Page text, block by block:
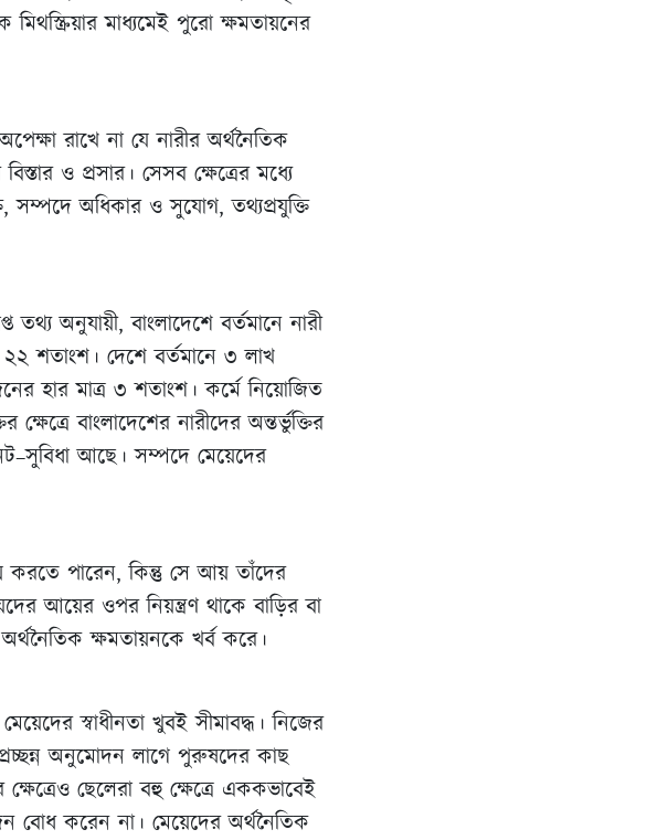
মাধ্যমেই পুরো ক্ষমতায়নের
রাখে না যে নারীর অর্থনৈতিক
ও প্রসার। সেসব ক্ষেত্রের মধ্যে
সম্পদে অধিকার ও সুযোগ, তথ্যপ্রযুক্তি
তথ্য অনুযায়ী, বাংলাদেশে বর্তমানে নারী
২২ শতাংশ। দেশে বর্তমানে ৩ লাখ
হার মাত্র ৩ শতাংশ। কর্মে নিয়োজিত
বাংলাদেশের নারীদের অন্তর্ভুক্তির
আছে। সম্পদে মেয়েদের
করতে পারেন, কিন্তু সে আয় তাঁদের
আয়ের ওপর নিয়ন্ত্রণ থাকে বাড়ির বা
ক্ষমতায়নকে খর্ব করে।
স্বাধীনতা খুবই সীমাবদ্ধ। নিজের
অনুমোদন লাগে পুরুষদের কাছ
ছেলেরা বহু ক্ষেত্রে এককভাবেই
বোধ করেন না। মেয়েদের অর্থনৈতিক